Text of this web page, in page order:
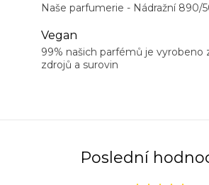
Naše parfumerie - Nádražní 890/
Vegan
99% našich parfémů je vyrobeno
zdrojů a surovin
Poslední